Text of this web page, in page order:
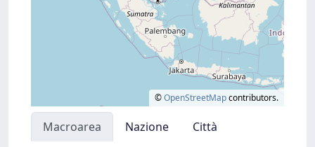
©OpenStreetMapcontributors.
Macroarea Nazione
Città